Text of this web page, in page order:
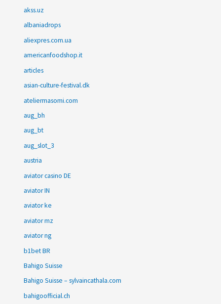
akss.uz
albaniadrops
aliexpres.com.ua
americanfoodshop.it
articles
asian-culture-festival.dk
ateliermasomi.com
aug_bh
aug_bt
aug_slot_3
austria
aviator casino DE
aviator IN
aviator ke
aviator mz
aviator ng
b1bet BR
Bahigo Suisse
Bahigo Suisse – sylvaincathala.com
bahigoofficial.ch